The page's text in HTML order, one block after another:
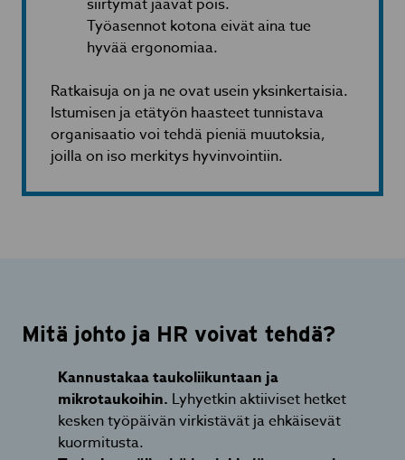
siirtymät jäävät pois.
Työasennot kotona eivät aina tue
hyvää ergonomiaa.
Ratkaisuja on ja ne ovat usein yksinkertaisia.
Istumisen ja etätyön haasteet tunnistava
organisaatio voi tehdä pieniä muutoksia,
joilla on iso merkitys hyvinvointiin.
Mitä johto ja HR voivat tehdä?
Kannustakaa taukoliikuntaan ja
mikrotaukoihin. Lyhyetkin aktiiviset hetket
kesken työpäivän virkistävät ja ehkäisevät
kuormitusta.